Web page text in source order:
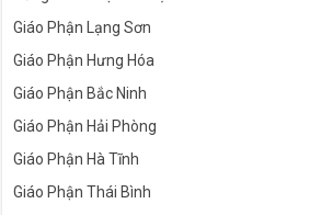
Giáo Phận Lạng Sơn
Giáo Phận Hưng Hóa
Giáo Phận Bắc Ninh
Giáo Phận Hải Phòng
Giáo Phận Hà Tĩnh
Giáo Phận Thái Bình